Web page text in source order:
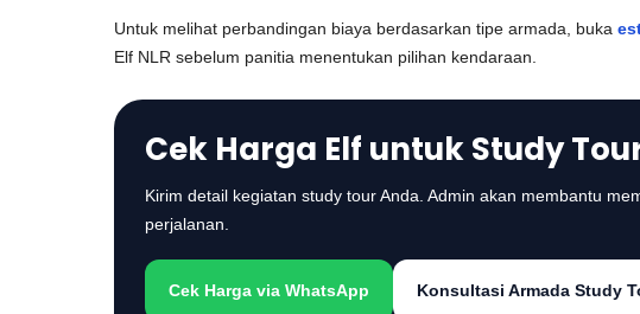
Untuk melihat perbandingan biaya berdasarkan tipe armada, buka
Elf NLR sebelum panitia menentukan pilihan kendaraan.
Cek Harga Elf untuk Study
Kirim detail kegiatan study tour Anda. Admin akan membantu
perjalanan.
Cek Harga via WhatsApp Konsultasi Armada Study